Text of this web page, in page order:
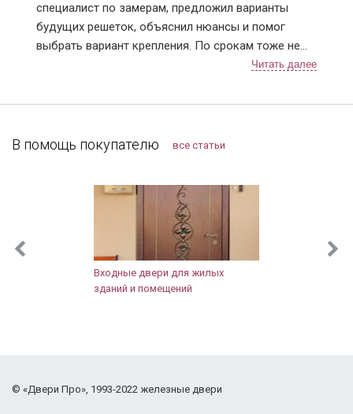
специалист по замерам, предложил варианты
будущих решеток, объяснил нюансы и помог
выбрать вариант крепления. По срокам тоже не
подвели, приехали в точное время и достаточно
рисунок сделали очень красивый 👍. В
буду к вам обращаться!
В помощь покупателю все статьи
Входные двери для жилых
зданий и помещений
© «Двери Про», 1993-2022 железные двери